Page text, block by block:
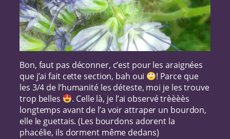
Bon, faut pas déconner, c’est pour les araignées
que j’ai fait cette section, bah oui
! Parce que
les 3/4 de l’humanité les déteste, moi je les trouve
trop belles
. Celle là, je l’ai observé trèèèès
longtemps avant de l’a voir attraper un bourdon,
elle le guettais. (Les bourdons adorent la
phacélie, ils dorment même dedans)